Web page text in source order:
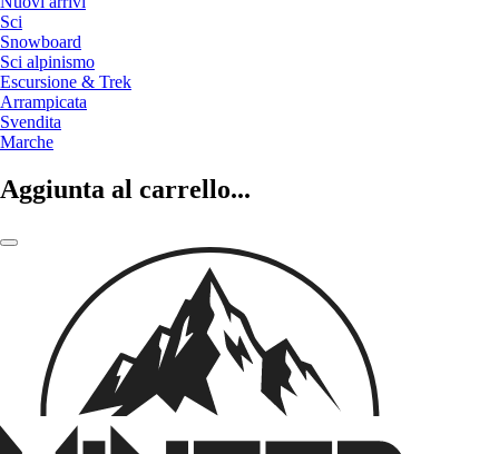
Sci
Snowboard
Sci alpinismo
Escursione & Trek
Arrampicata
Svendita
Marche
Aggiunta al carrello...